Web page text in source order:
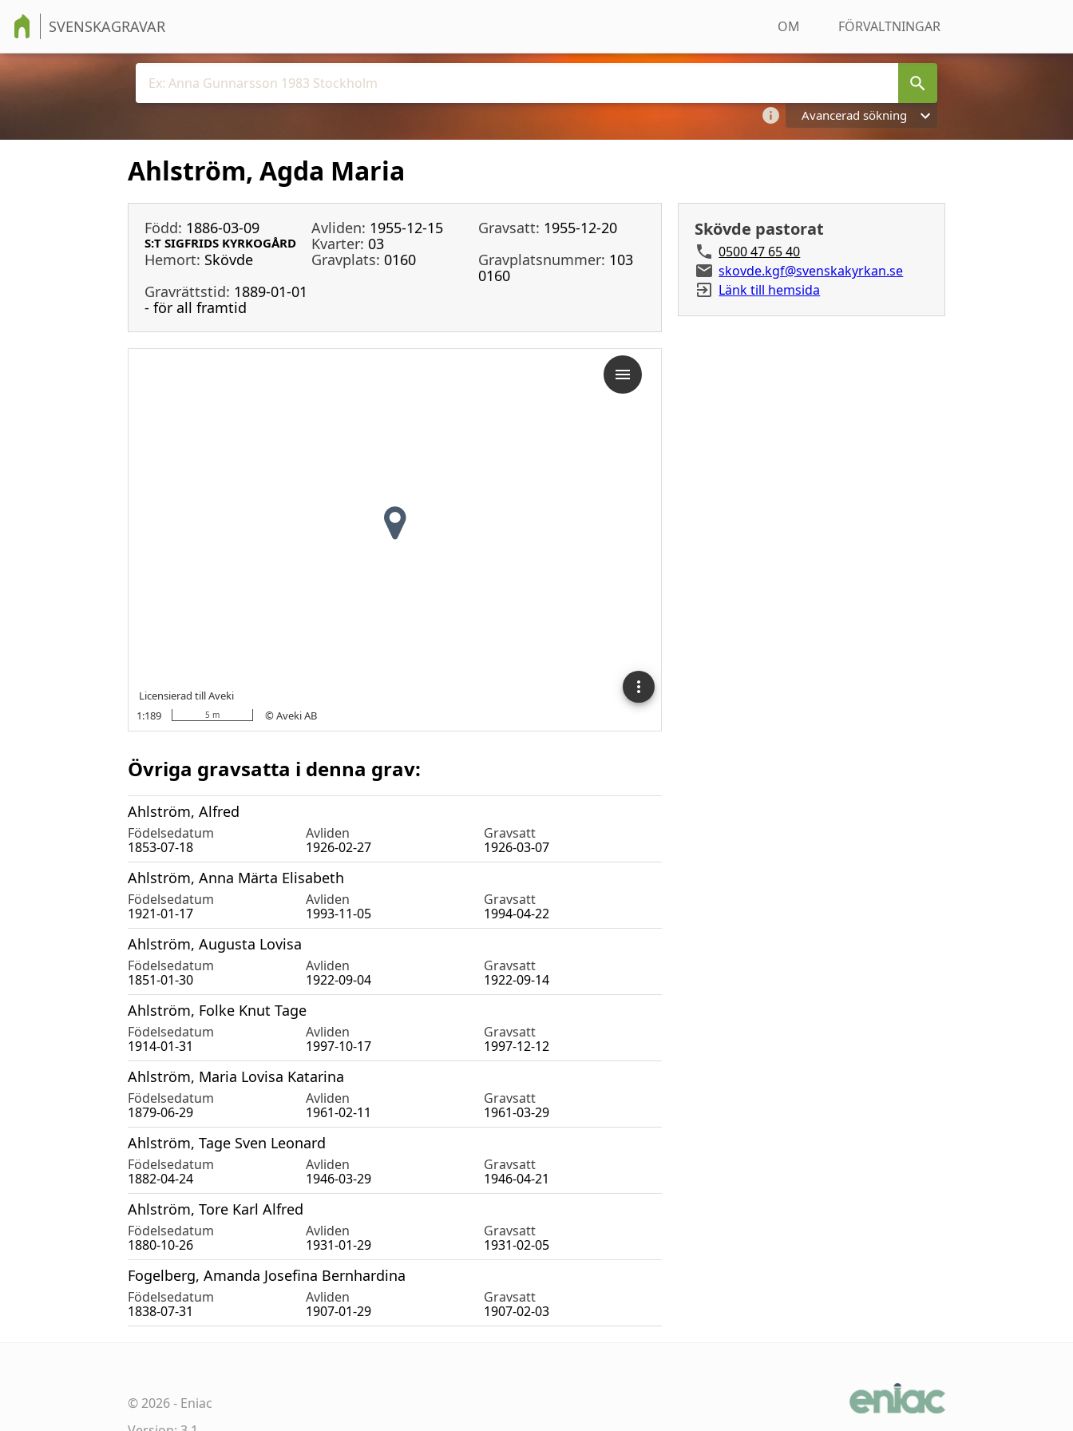
SVENSKAGRAVAR OM FÖRVALTNINGAR
Avancerad sökning
Ahlström, Agda Maria
Född: 1886-03-09 Avliden: 1955-12-15 Gravsatt: 1955-12-20
S:T SIGFRIDS KYRKOGÅRD Kvarter: 03
Hemort: Skövde Gravplats: 0160 Gravplatsnummer: 103
0160
Gravrättstid: 1889-01-01
- för all framtid
Övriga gravsatta i denna grav:
Ahlström, Alfred
Födelsedatum Avliden
Gravsatt
1853-07-18
1926-02-27 1926-03-07
Ahlström, Anna Märta Elisabeth
Födelsedatum Avliden
Gravsatt
1921-01-17
1993-11-05 1994-04-22
Ahlström, Augusta Lovisa
Födelsedatum Avliden
Gravsatt
1851-01-30
1922-09-04 1922-09-14
Ahlström, Folke Knut Tage
Födelsedatum Avliden
Gravsatt
1914-01-31
1997-10-17 1997-12-12
Ahlström, Maria Lovisa Katarina
Födelsedatum Avliden
Gravsatt
1879-06-29
1961-02-11 1961-03-29
Ahlström, Tage Sven Leonard
Födelsedatum Avliden
Gravsatt
1882-04-24
1946-03-29 1946-04-21
Ahlström, Tore Karl Alfred
Födelsedatum Avliden
Gravsatt
1880-10-26
1931-01-29 1931-02-05
Fogelberg, Amanda Josefina Bernhardina
Födelsedatum Avliden
Gravsatt
1838-07-31
1907-01-29 1907-02-03
Skövde pastorat
0500 47 65 40
skovde.kgf@svenskakyrkan.se
Länk till hemsida
©2026- Eniac